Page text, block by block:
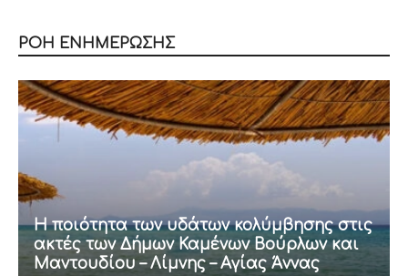
ΡΟΗ ΕΝΗΜΕΡΩΣΗΣ
Η ποιότητα των υδάτων κολύμβησης στις
ακτές των Δήμων Καμένων Βούρλων και
Μαντουδίου – Λίμνης – Αγίας Άννας